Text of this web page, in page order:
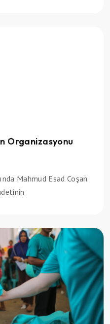
Organizasyonu
Mahmud Esad Coşan